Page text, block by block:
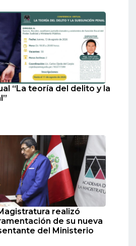
“La teoría del delito y la
realizó
de su nueva
del Ministerio